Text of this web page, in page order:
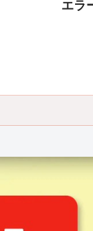
エラ